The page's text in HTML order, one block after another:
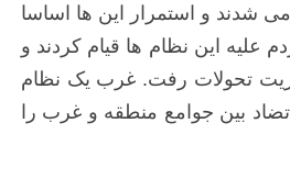
شدند و استمرار این ها اساسا
به خاطر حمایت غرب. مردم علیه این نظام ها قیام کردند و
تحولات رفت. غرب یک نظام
بین جوامع منطقه و غرب را